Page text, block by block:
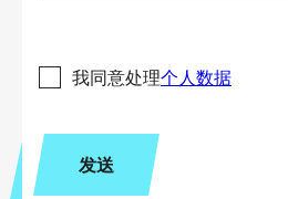
我同意处理个人数据
发送